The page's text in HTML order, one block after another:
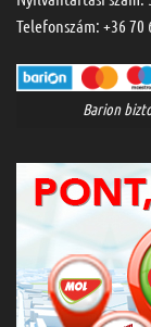
Telefonszám: +36 70
Barion